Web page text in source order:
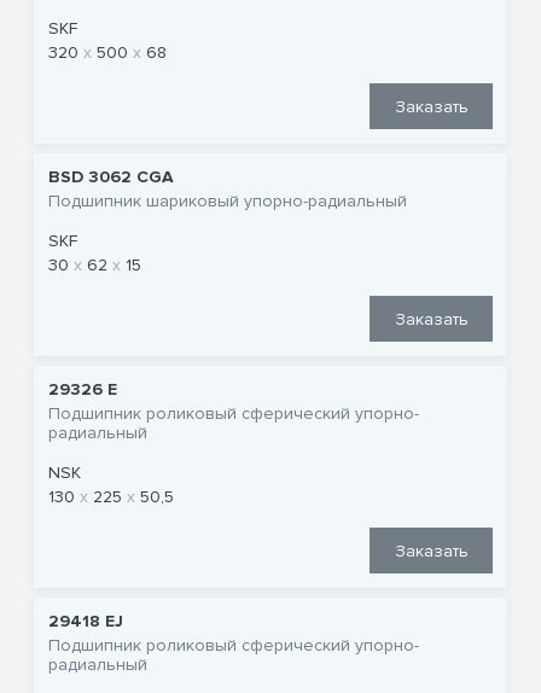
SKF
320
500 68
Заказать
BSD 3062 CGA
Подшипник шариковый упорно-радиальный
SKF
30
62 15
Заказать
29326 E
Подшипник роликовый сферический упорно-
радиальный
NSK
130
225 50,5
Заказать
29418 EJ
Подшипник роликовый сферический упорно-
радиальный